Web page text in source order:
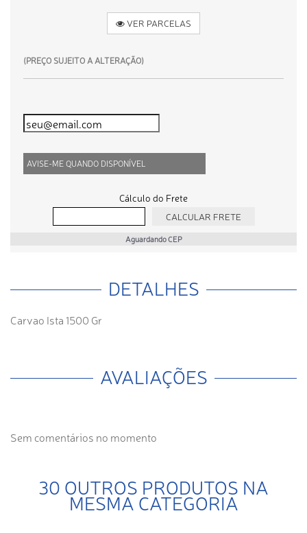
VER PARCELAS
(PREÇO SUJEITO A ALTERAÇÃO)
AVISE-ME QUANDO DISPONÍVEL
Cálculo do Frete
Aguardando CEP
DETALHES
Carvao Ista 1500 Gr
AVALIAÇÕES
Sem comentários no momento
30 OUTROS PRODUTOS NA
MESMA CATEGORIA